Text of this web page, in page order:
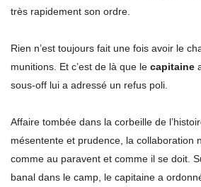
très rapidement son ordre.
Rien n’est toujours fait une fois avoir le
munitions. Et c’est de là que le capitaine
sous-off lui a adressé un refus poli.
Affaire tombée dans la corbeille de
mésentente et prudence, la collaboration
comme au paravent et comme il se doit.
banal dans le camp, le capitaine a